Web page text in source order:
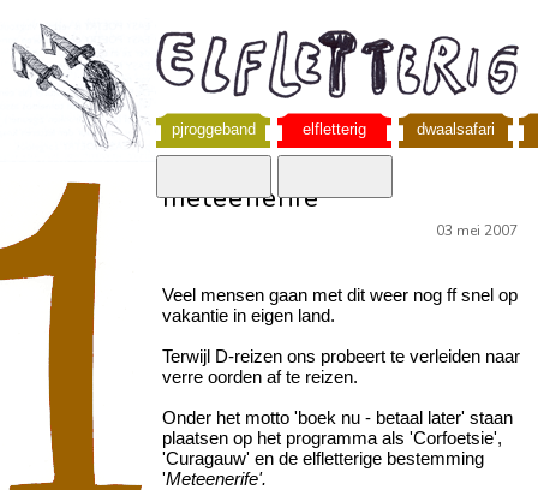
pjroggeband elfletterig dwaalsafari
meteenerife
03 mei 2007
Veel mensen gaan met dit weer nog ff snel op
vakantie in eigen land.
Terwijl D-reizen ons probeert te verleiden naar
verre oorden af te reizen.
Onder het motto 'boek nu - betaal later' staan
plaatsen op het programma als 'Corfoetsie',
'Curagauw' en de elfletterige bestemming
'Meteenerife'.